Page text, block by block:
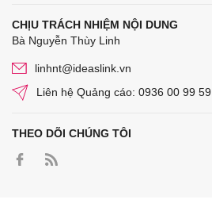
CHỊU TRÁCH NHIỆM NỘI DUNG
Bà Nguyễn Thùy Linh
linhnt@ideaslink.vn
Liên hệ Quảng cáo: 0936 00 99 59
THEO DÕI CHÚNG TÔI